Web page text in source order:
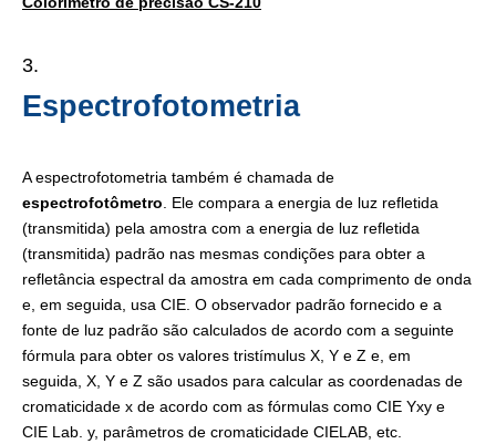
Espectrofotometria
A espectrofotometria também é chamada de
espectrofotômetro . Ele compara a energia de luz refletida
(transmitida) pela amostra com a energia de luz refletida
(transmitida) padrão nas mesmas condições para obter a
refletância espectral da amostra em cada comprimento de onda
e, em seguida, usa CIE. O observador padrão fornecido e a
fonte de luz padrão são calculados de acordo com a seguinte
fórmula para obter os valores tristímulus X, Y e Z e, em
seguida, X, Y e Z são usados ​​para calcular as coordenadas de
cromaticidade x de acordo com as fórmulas como CIE Yxy e
CIE Lab. y, parâmetros de cromaticidade CIELAB, etc.